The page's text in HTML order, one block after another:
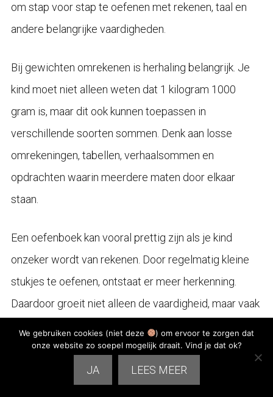
om stap voor stap te oefenen met rekenen, taal en
andere belangrijke vaardigheden.
Bij gewichten omrekenen is herhaling belangrijk. Je
kind moet niet alleen weten dat 1 kilogram 1000
gram is, maar dit ook kunnen toepassen in
verschillende soorten sommen. Denk aan losse
omrekeningen, tabellen, verhaalsommen en
opdrachten waarin meerdere maten door elkaar
staan.
Een oefenboek kan vooral prettig zijn als je kind
onzeker wordt van rekenen. Door regelmatig kleine
stukjes te oefenen, ontstaat er meer herkenning.
Daardoor groeit niet alleen de vaardigheid, maar vaak
We gebruiken cookies (niet deze
) om ervoor te zorgen dat
onze website zo soepel mogelijk draait. Vind je dat ok?
JA LEES MEER